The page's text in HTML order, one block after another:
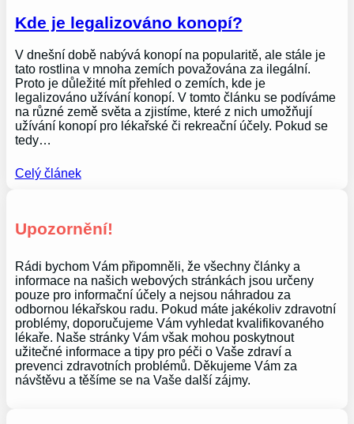
Kde je legalizováno konopí?
V dnešní době nabývá konopí na popularitě, ale stále je
tato rostlina v mnoha zemích považována za ilegální.
Proto je důležité mít přehled o zemích, kde je
legalizováno užívání konopí. V tomto článku se podíváme
na různé země světa a zjistíme, které z nich umožňují
užívání konopí pro lékařské či rekreační účely. Pokud se
tedy…
Celý článek
Upozornění!
Rádi bychom Vám připomněli, že všechny články a
informace na našich webových stránkách jsou určeny
pouze pro informační účely a nejsou náhradou za
odbornou lékařskou radu. Pokud máte jakékoliv zdravotní
problémy, doporučujeme Vám vyhledat kvalifikovaného
lékaře. Naše stránky Vám však mohou poskytnout
užitečné informace a tipy pro péči o Vaše zdraví a
prevenci zdravotních problémů. Děkujeme Vám za
návštěvu a těšíme se na Vaše další zájmy.